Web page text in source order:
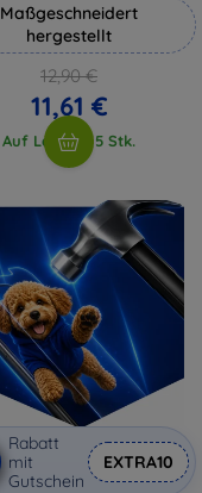
Maßgeschneidert
hergestellt
12,90 €
11,61 €
Auf Lager > 5 Stk.
Rabatt
mit
Gutschein
EXTRA10